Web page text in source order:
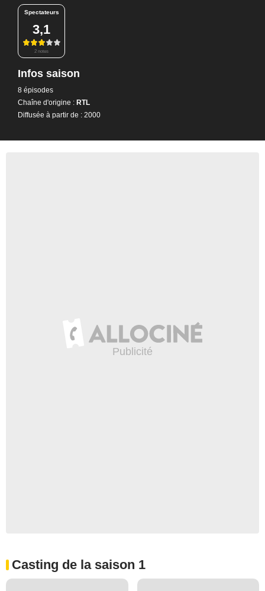
Spectateurs
3,1
2 notes
Infos saison
8 épisodes
Chaîne d'origine : RTL
Diffusée à partir de : 2000
Casting de la saison 1